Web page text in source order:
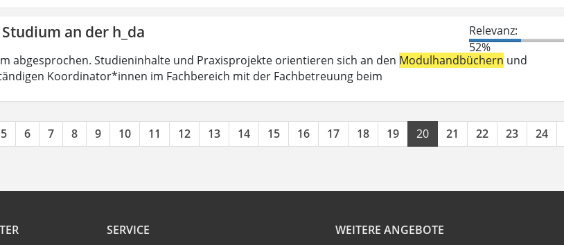
an der h_da
Relevanz:
52%
abgesprochen. Studieninhalte und Praxisprojekte orientieren sich an den Modulhandbüchern und
Koordinator*innen im Fachbereich mit der Fachbetreuung beim
5 6 7 8 9 10 11 12 13 14 15 16 17 18 19 20 21 22 23 24
SERVICE
WEITERE ANGEBOTE